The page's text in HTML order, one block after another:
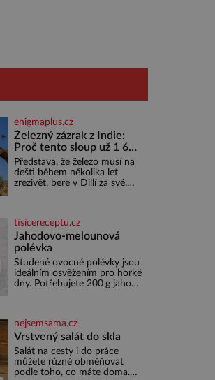
enigmaplus.cz
Železný zázrak z Indie:
Proč tento sloup už 1 600
let nezná rez?
Představa, že železo musí na
dešti během několika let
zrezivět, bere v Dillí za své.
přibližně 1 600 let odolává
počasí
tisicereceptu.cz
Jahodovo-melounová
polévka
Studené ovocné polévky jsou
ideálním osvěžením pro horké
dny. Potřebujete 200 g jahod
medu 200 g zakysané sm
nejsemsama.cz
Vrstvený salát do skla
Salát na cesty i do práce
můžete různě obměňovat
podle toho, co máte doma.